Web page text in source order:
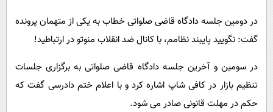
در دومین جلسه دادگاه قاضی صلواتی خطاب به یکی از متهمان پرونده
گفت: نگویید پایبند نظامم، با کانال ضد انقلاب منوتو در ارتباطید!
در سومین و آخرین جلسه دادگاه قاضی صلواتی به برگزاری جلسات
تنظیم بازار در کافی شاپ اشاره کرد و با اعلام ختم دادرسی گفت که
حکم در مهلت قانونی صادر می شود.